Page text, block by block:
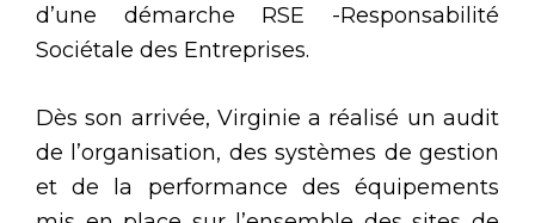
d’une démarche RSE -Responsabilité
Sociétale des Entreprises.
Dès son arrivée, Virginie a réalisé un audit
de l’organisation, des systèmes de gestion
et de la performance des équipements